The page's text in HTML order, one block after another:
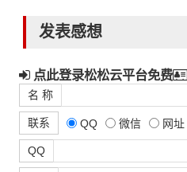
发表感想
点此登录松松云平台免费
名 称
联系 QQ 微信 网址
QQ